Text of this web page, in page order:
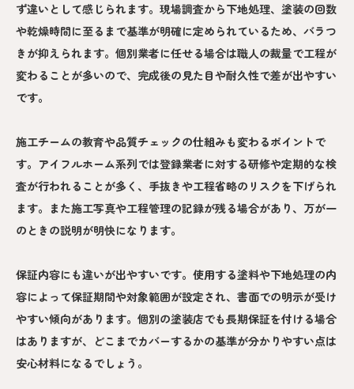
ず違いとして感じられます。現場調査から下地処理、塗装の回数
や乾燥時間に至るまで基準が明確に定められているため、バラつ
きが抑えられます。個別業者に任せる場合は職人の裁量で工程が
変わることが多いので、完成後の見た目や耐久性で差が出やすい
です。
施工チームの教育や品質チェックの仕組みも変わるポイントで
す。アイフルホーム系列では登録業者に対する研修や定期的な検
査が行われることが多く、手抜きや工程省略のリスクを下げられ
ます。また施工写真や工程管理の記録が残る場合があり、万が一
のときの説明が明快になります。
保証内容にも違いが出やすいです。使用する塗料や下地処理の内
容によって保証期間や対象範囲が設定され、書面での明示が受け
やすい傾向があります。個別の塗装店でも長期保証を付ける場合
はありますが、どこまでカバーするかの基準が分かりやすい点は
安心材料になるでしょう。